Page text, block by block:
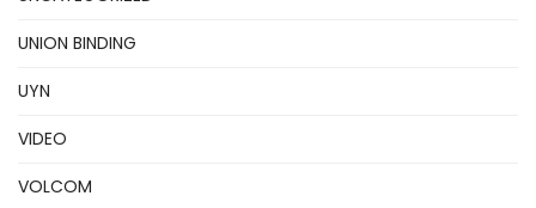
UNION BINDING
UYN
VIDEO
VOLCOM